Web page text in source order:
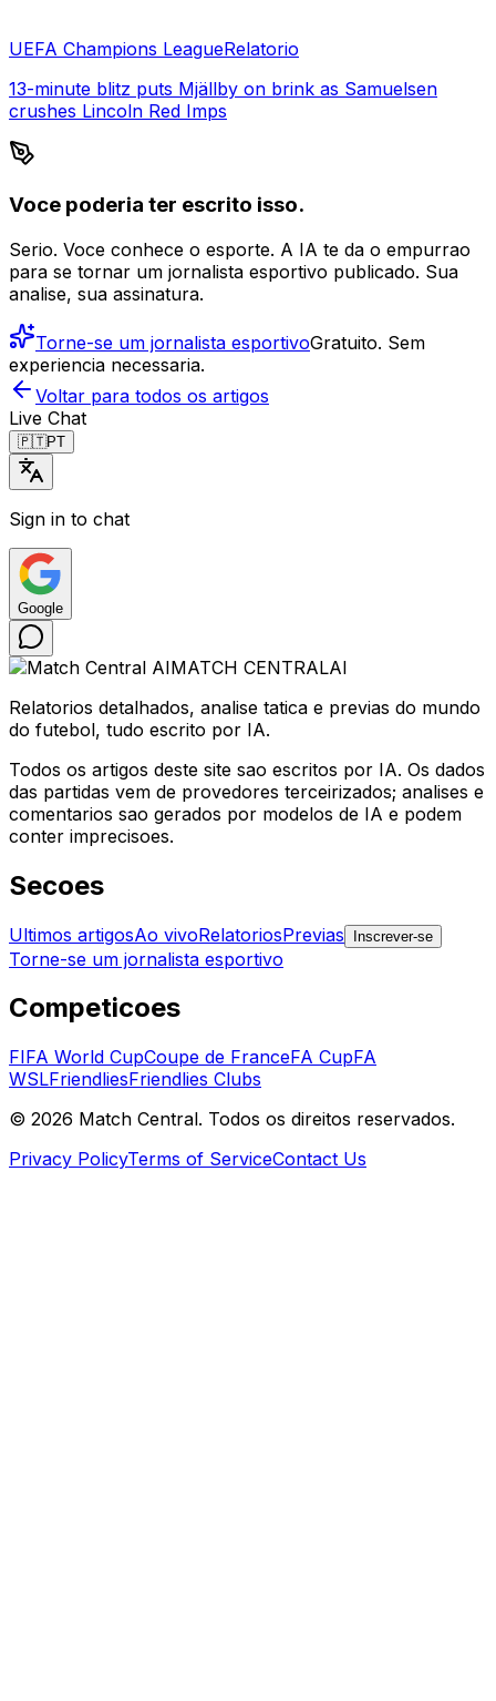
UEFA Champions LeagueRelatorio
13-minute blitz puts Mjällby on brink as Samuelsen
crushes Lincoln Red Imps
Voce poderia ter escrito isso.
Serio. Voce conhece o esporte. A IA te da o empurrao
para se tornar um jornalista esportivo publicado. Sua
analise, sua assinatura.
Torne-se um jornalista esportivoGratuito. Sem
experiencia necessaria.
Voltar para todos os artigos
Live Chat
🇵🇹PT
Sign in to chat
Google
MATCH CENTRALAI
Relatorios detalhados, analise tatica e previas do mundo
do futebol, tudo escrito por IA.
Todos os artigos deste site sao escritos por IA. Os dados
das partidas vem de provedores terceirizados; analises e
comentarios sao gerados por modelos de IA e podem
conter imprecisoes.
Secoes
Ultimos artigosAo vivoRelatoriosPrevias Inscrever-se
Torne-se um jornalista esportivo
Competicoes
FIFA World CupCoupe de FranceFA CupFA
WSLFriendliesFriendlies Clubs
© 2026 Match Central. Todos os direitos reservados.
Privacy PolicyTerms of ServiceContact Us